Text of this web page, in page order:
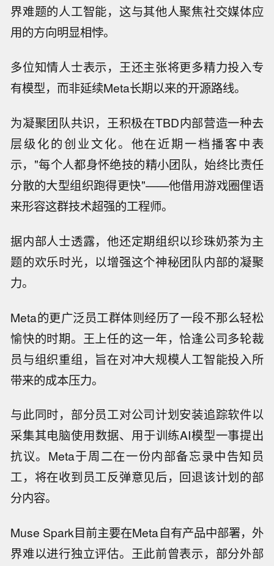
界难题的人工智能，这与其他人聚焦社交媒体应
用的方向明显相悖。
多位知情人士表示，王还主张将更多精力投入专
有模型，而非延续Meta长期以来的开源路线。
为凝聚团队共识，王积极在TBD内部营造一种去
层级化的创业文化。他在近期一档播客中表
示，"每个人都身怀绝技的精小团队，始终比责任
分散的大型组织跑得更快"——他借用游戏圈俚语
来形容这群技术超强的工程师。
据内部人士透露，他还定期组织以珍珠奶茶为主
题的欢乐时光，以增强这个神秘团队内部的凝聚
力。
Meta的更广泛员工群体则经历了一段不那么轻松
愉快的时期。王上任的这一年，恰逢公司多轮裁
员与组织重组，旨在对冲大规模人工智能投入所
带来的成本压力。
与此同时，部分员工对公司计划安装追踪软件以
采集其电脑使用数据、用于训练AI模型一事提出
抗议。Meta于周二在一份内部备忘录中告知员
工，将在收到员工反弹意见后，回退该计划的部
分内容。
Muse Spark目前主要在Meta自有产品中部署，外
界难以进行独立评估。王此前曾表示，部分外部